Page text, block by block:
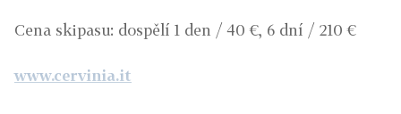
Cena skipasu: dospělí 1 den / 40 €, 6 dní / 210 €
www.cervinia.it